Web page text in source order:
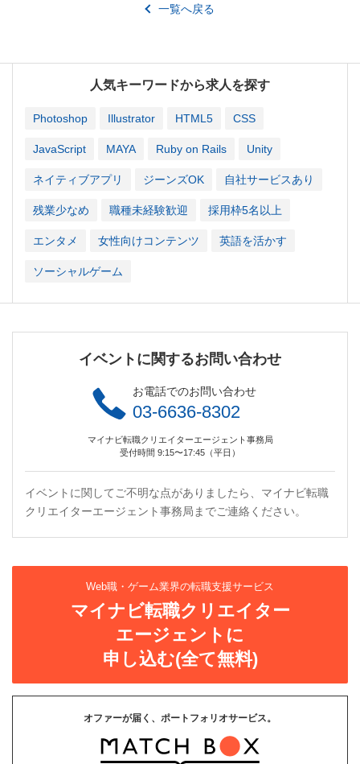
一覧へ戻る
人気キーワードから求人を探す
Photoshop Illustrator HTML5 CSS
JavaScript MAYA Ruby on Rails Unity
ネイティブアプリ ジーンズOK 自社サービスあり
残業少なめ 職種未経験歓迎 採用枠5名以上
エンタメ 女性向けコンテンツ 英語を活かす
ソーシャルゲーム
イベントに関するお問い合わせ
お電話でのお問い合わせ
03-6636-8302
マイナビ転職クリエイターエージェント事務局
受付時間 9:15〜17:45（平日）
イベントに関してご不明な点がありましたら、マイナビ転職
クリエイターエージェント事務局までご連絡ください。
Web職・ゲーム業界の転職支援サービス
マイナビ転職クリエイター
エージェントに
申し込む(全て無料)
オファーが届く、ポートフォリオサービス。